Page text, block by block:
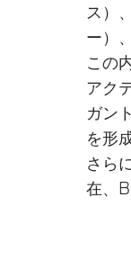
ス）
ー）
この
アク
ガン
を形
さら
在、